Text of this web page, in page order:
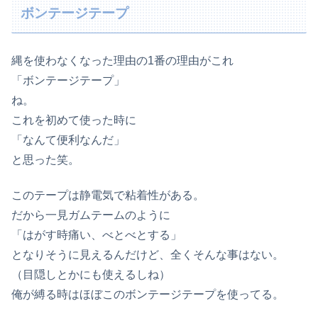
ボンテージテープ
縄を使わなくなった理由の1番の理由がこれ
「ボンテージテープ」
ね。
これを初めて使った時に
「なんて便利なんだ」
と思った笑。
このテープは静電気で粘着性がある。
だから一見ガムテームのように
「はがす時痛い、べとべとする」
となりそうに見えるんだけど、全くそんな事はない。
（目隠しとかにも使えるしね）
俺が縛る時はほぼこのボンテージテープを使ってる。